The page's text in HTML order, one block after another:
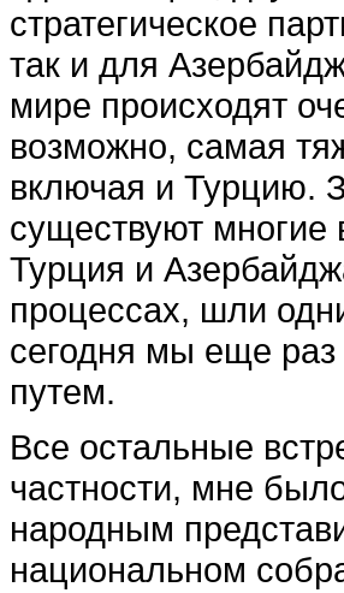
стратегическое
так и для
мире происходят
возможно, самая
включая и Турцию.
существуют
Турция и
процессах, шли
сегодня мы еще
путем.
Все остальные
частности, мне
народным
националь­ном